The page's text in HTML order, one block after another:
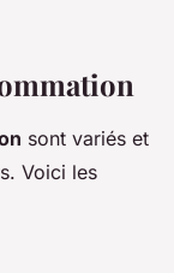
sont variés et
Voici les